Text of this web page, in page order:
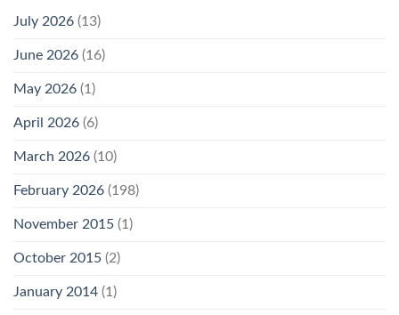
July 2026 (13)
June 2026 (16)
May 2026 (1)
April 2026 (6)
March 2026 (10)
February 2026 (198)
November 2015 (1)
October 2015 (2)
January 2014 (1)